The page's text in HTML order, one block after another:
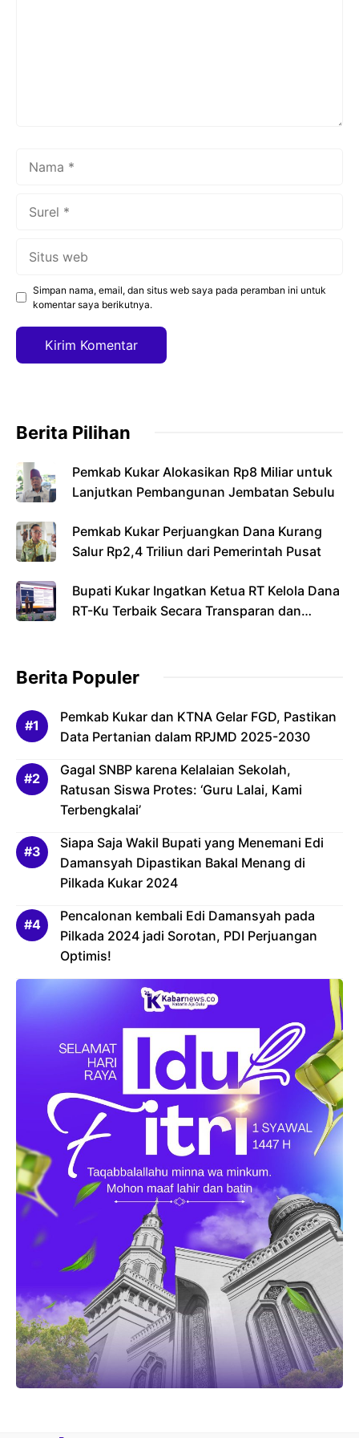
Simpan nama, email, dan situs web saya pada peramban ini untuk
komentar saya berikutnya.
Berita Pilihan
Pemkab Kukar Alokasikan Rp8 Miliar untuk
Lanjutkan Pembangunan Jembatan Sebulu
Pemkab Kukar Perjuangkan Dana Kurang
Salur Rp2,4 Triliun dari Pemerintah Pusat
Bupati Kukar Ingatkan Ketua RT Kelola Dana
RT-Ku Terbaik Secara Transparan dan
Berita Populer
Pemkab Kukar dan KTNA Gelar FGD, Pastikan
Data Pertanian dalam RPJMD 2025-2030
Gagal SNBP karena Kelalaian Sekolah,
Ratusan Siswa Protes: ‘Guru Lalai, Kami
Terbengkalai’
Siapa Saja Wakil Bupati yang Menemani Edi
Damansyah Dipastikan Bakal Menang di
Pilkada Kukar 2024
Pencalonan kembali Edi Damansyah pada
Pilkada 2024 jadi Sorotan, PDI Perjuangan
Optimis!